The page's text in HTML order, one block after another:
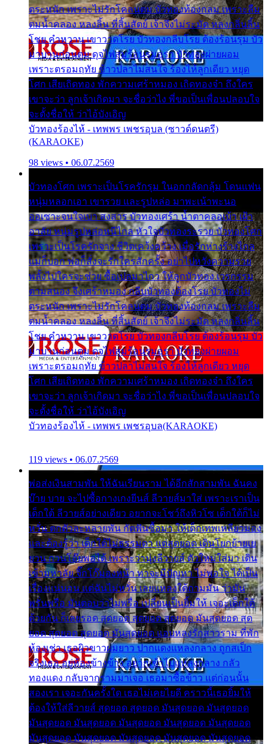
ตระหนัก เพราะไม่รักโคลนตม บัวทองท้องกลม เพราะลืม
ตมน้ำคลอง หลงลิ้น ที่สิ้นสัตย์ เจ้าจึงไม่ระมัด หลงกลิ่นลิ้น
โชย คำหวาน เขาวาดโรย บัวทองกลีบโรย ต้องร้อนรุม บัว
มาบานก่อนตูม ดุจไฟสุมร้อนรุมอุรา บัวทองผ่ายผอม
เพราะตรอมฤทัย ข้าวปลาไม่สนใจ ร้องไห้ลูกเดียว หยุด
โศก เสียเถิดทอง พักความเศร้าหมอง เถิดทองจ๋า ถึงใคร
เขาจะว่า ลูกเจ้าเกิดมา จะชื่อว่าไง พี่ขอเป็นเพื่อนปลอบใจ
จะตั้งชื่อให้ ว่าไอ้บังเอิญ
บัวทองร้องไห้ - เทพพร เพชรอุบล (ซาวด์ดนตรี)
(KARAOKE)
98 views • 06.07.2569
บัวทองโศก เพราะเป็นโรครักรุม ในอกกลัดกลุ้ม โดนแฟน
หนุ่มหลอกเอา เขารวย และรูปหล่อ มาพะเน้าพะนอ
ออเซาะจนใจเบา สงสาร บัวทองเศร้า น้ำตาคลอเบ้า เฝ้า
อาลัย หนุ่มรูปหล่อหนีไกล หัวใจบัวทองระรวย บัวทองโศก
เพราะเป็นโรครักจาง ชีวิตเคว้งคว้าง เมื่อรักห่างร้างไกล
แม่ก็บอก พ่อก็สั่งจะรักใครสักครั้ง อย่าไปหวังความรวย
พลั้งไปใครจะช่วย ซื้อเปลมาไกว ให้ลูกบัวทอง เวรกรรม
ตามสนอง จึงเศร้าหมอง กลีบบัวทองต้องโรย บัวทองไม่
ตระหนัก เพราะไม่รักโคลนตม บัวทองท้องกลม เพราะลืม
ตมน้ำคลอง หลงลิ้น ที่สิ้นสัตย์ เจ้าจึงไม่ระมัด หลงกลิ่นลิ้น
โชย คำหวาน เขาวาดโรย บัวทองกลีบโรย ต้องร้อนรุม บัว
มาบานก่อนตูม ดุจไฟสุมร้อนรุมอุรา บัวทองผ่ายผอม
เพราะตรอมฤทัย ข้าวปลาไม่สนใจ ร้องไห้ลูกเดียว หยุด
โศก เสียเถิดทอง พักความเศร้าหมอง เถิดทองจ๋า ถึงใคร
เขาจะว่า ลูกเจ้าเกิดมา จะชื่อว่าไง พี่ขอเป็นเพื่อนปลอบใจ
จะตั้งชื่อให้ ว่าไอ้บังเอิญ
บัวทองร้องไห้ - เทพพร เพชรอุบล(KARAOKE)
119 views • 06.07.2569
พ่อส่งเงินสามพัน ให้ฉันเรียนราม ได้อีกสักสามพัน ฉันคง
บ๊าย บาย จะไปซื้อกางเกงยีนส์ ลีวายส์มาใส่ เพราะเราเป็น
เด็กใต้ ลีวายส์อย่างเดียว อยากจะโชว์ถึงหิวโซ เด็กใต้ก็ไม่
หวั่น ตกตัวละหลายพัน กัดฟันซื้อมา ให้เด็กเทพเหลียวมอง
และต้องรู้ว่า เด็กใต้ไม่ธรรมดา แต่สุดยอด เดินโยกย้ายเย
ยวน กวนโอ๊ยพอได้ เพราะว่านุ่งลีวายส์ ตัวใหม่ใส่มา เดิน
เข้ามหาลัย จิ๊กโก๊มองหน้า ท่าจะมีปัญหา ไม่พอใจ ได้เป็น
เรื่องแน่นอน แต่ฉันไม่หวั่น เลยแหลงใต้ถามมัน ว่ามัน
พรั่นพรือ มันตอบว่าไม่พรื่อ เปลี่ยนเป็นยิ้มให้ เจอะเด็กใต้
ด้วยกัน ก็เลยรอด สุดยอด สุดยอด สุดยอด มันสุดยอด สุด
ยอด สุดยอด สุดยอด มันสุดยอด แอบหลงรักสาวราม ที่พัก
ห้องเช่า เธอผิวขาวผมยาว ปากแดงแหลงกลาง ถูกสเป็ก
จริงเธอ อยู่ห้องข้างข้าง อยากเข้าไปแหลงกลาง กลัว
ทองแดง กลับจากรามมาเจอ เธอมาซื้อข้าว แต่ก่อนนั้น
สองเรา เจอะกันครั้งใด เธอไม่เคยไยดี คราวนี้เธอยิ้มให้
ต้องให้ใส่ลีวายส์ สุดยอด สุดยอด มันสุดยอด มันสุดยอด
มันสุดยอด มันสุดยอด มันสุดยอด มันสุดยอด มันสุดยอด
มันสุดยอด มันสุดยอด มันสุดยอด มันสุดยอด มันสุดยอด